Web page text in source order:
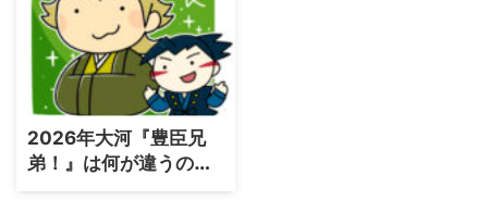
2026年大河『豊臣兄
弟！』は何が違うの
か？従来の歴史ドラマ